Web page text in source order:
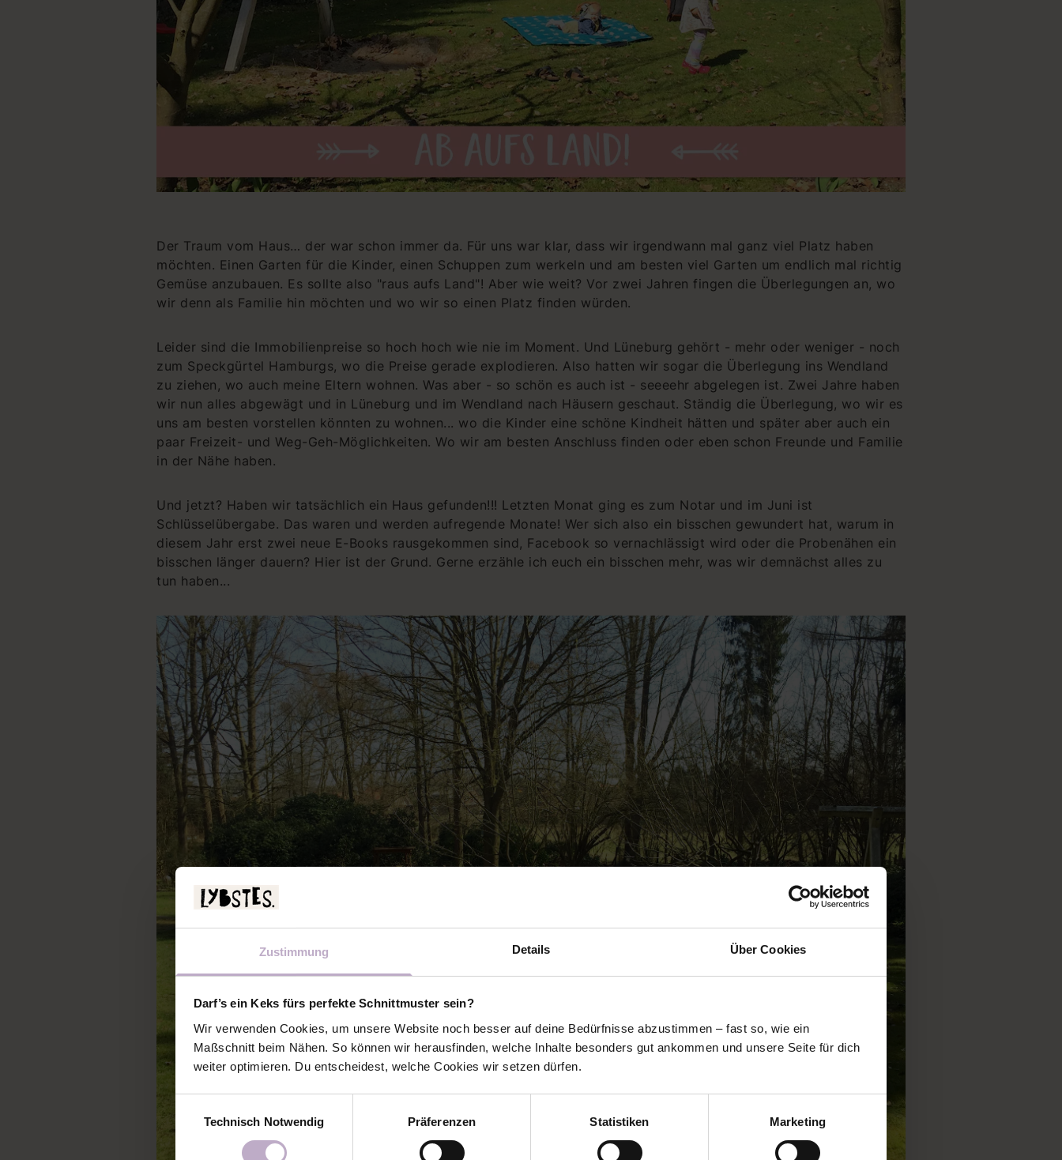
Zustimmung Details Über Cookies
Darf’s ein Keks fürs perfekte Schnittmuster sein?
Wir verwenden Cookies, um unsere Website noch besser auf deine Bedürfnisse abzustimmen – fast so, wie ein
Maßschnitt beim Nähen. So können wir herausfinden, welche Inhalte besonders gut ankommen und unsere Seite für dich
weiter optimieren. Du entscheidest, welche Cookies wir setzen dürfen.
Technisch Notwendig
Präferenzen Statistiken Marketing
Der Traum vom Haus… der war schon immer da. Für uns war klar, dass wir irgendwann mal ganz viel Platz haben
möchten. Einen Garten für die Kinder, einen Schuppen zum werkeln und am besten viel Garten um endlich mal richtig
Gemüse anzubauen. Es sollte also "raus aufs Land"! Aber wie weit? Vor zwei Jahren fingen die Überlegungen an, wo
wir denn als Familie hin möchten und wo wir so einen Platz finden würden.
Leider sind die Immobilienpreise so hoch hoch wie nie im Moment. Und Lüneburg gehört - mehr oder weniger - noch
zum Speckgürtel Hamburgs, wo die Preise gerade explodieren. Also hatten wir sogar die Überlegung ins Wendland
zu ziehen, wo auch meine Eltern wohnen. Was aber - so schön es auch ist - seeeehr abgelegen ist. Zwei Jahre haben
wir nun alles abgewägt und in Lüneburg und im Wendland nach Häusern geschaut. Ständig die Überlegung, wo wir es
uns am besten vorstellen könnten zu wohnen... wo die Kinder eine schöne Kindheit hätten und später aber auch ein
paar Freizeit- und Weg-Geh-Möglichkeiten. Wo wir am besten Anschluss finden oder eben schon Freunde und Familie
in der Nähe haben.
Und jetzt? Haben wir tatsächlich ein Haus gefunden!!! Letzten Monat ging es zum Notar und im Juni ist
Schlüsselübergabe. Das waren und werden aufregende Monate! Wer sich also ein bisschen gewundert hat, warum in
diesem Jahr erst zwei neue E-Books rausgekommen sind, Facebook so vernachlässigt wird oder die Probenähen ein
bisschen länger dauern? Hier ist der Grund. Gerne erzähle ich euch ein bisschen mehr, was wir demnächst alles zu
tun haben...